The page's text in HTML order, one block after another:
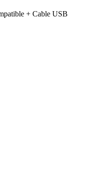
+ Cable USB